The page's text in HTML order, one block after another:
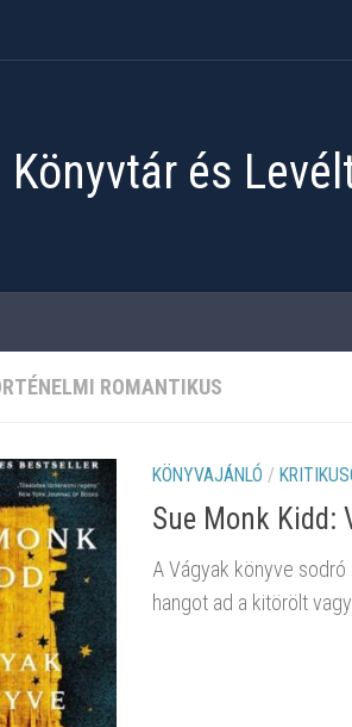
és
ROMANTIKUS
KÖNYVAJÁNLÓ /
Sue Monk Kidd:
A Vágyak könyve
hangot ad a kitörölt